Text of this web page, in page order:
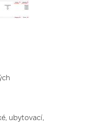
ubytovací,